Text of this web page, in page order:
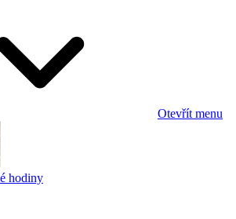
Otevřít menu
hodiny